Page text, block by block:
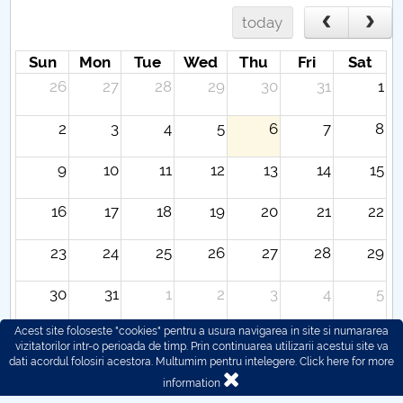
today
Sun Mon Tue Wed Thu Fri
Sat
26
27 28 29 30 31 1
2 3 4 5 6 7 8
9 10 11 12 13 14 15
16 17 18 19 20 21 22
23 24 25 26 27 28 29
30 31 1 2 3 4 5
Acest site foloseste "cookies" pentru a usura navigarea in site si numararea
vizitatorilor intr-o perioada de timp. Prin continuarea utilizarii acestui site va
dati acordul folosiri acestora. Multumim pentru intelegere. Click here for more
information